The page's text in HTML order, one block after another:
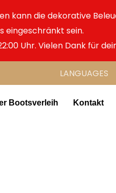
kann die dekorative
eingeschränkt sein.
Uhr. Vielen Dank für
LANGUAGES
Bootsverleih Kontakt